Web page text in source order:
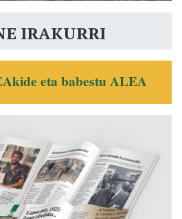
IRAKURRI
eta babestu ALEA